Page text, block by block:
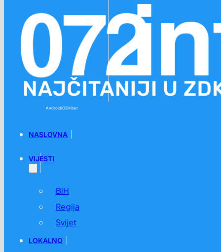
AndroidiOSViber
NASLOVNA
VIJESTI
BiH
Regija
Svijet
LOKALNO